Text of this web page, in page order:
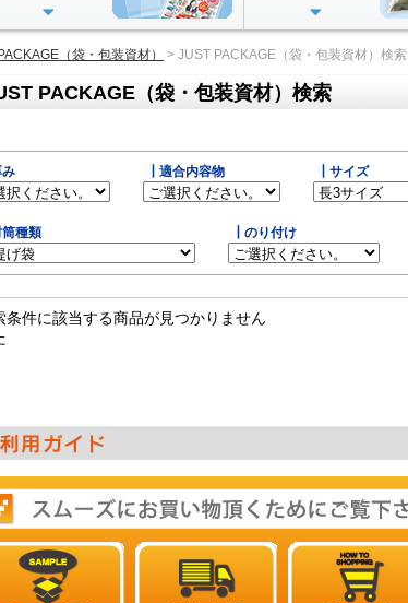
透明封筒
透明封筒印刷（大ロット）
透明封筒印刷（小ロット）
アルミ蒸着袋 チャック付透明袋
ラミジップ
（袋・包装資材） > JUST PACKAGE（袋・包装資材）検索
PACKAGE（袋・包装資材）検索
┃適合内容物 ┃サイズ
種類 ┃のり付け
条件に該当する商品が見つかりません